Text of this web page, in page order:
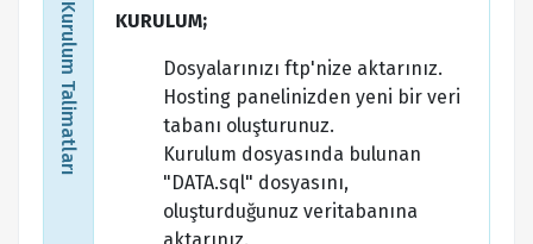
Kurulum Talimatları KURULUM;
Dosyalarınızı ftp'nize aktarınız.
Hosting panelinizden yeni bir veri
tabanı oluşturunuz.
Kurulum dosyasında bulunan
"DATA.sql" dosyasını,
oluşturduğunuz veritabanına